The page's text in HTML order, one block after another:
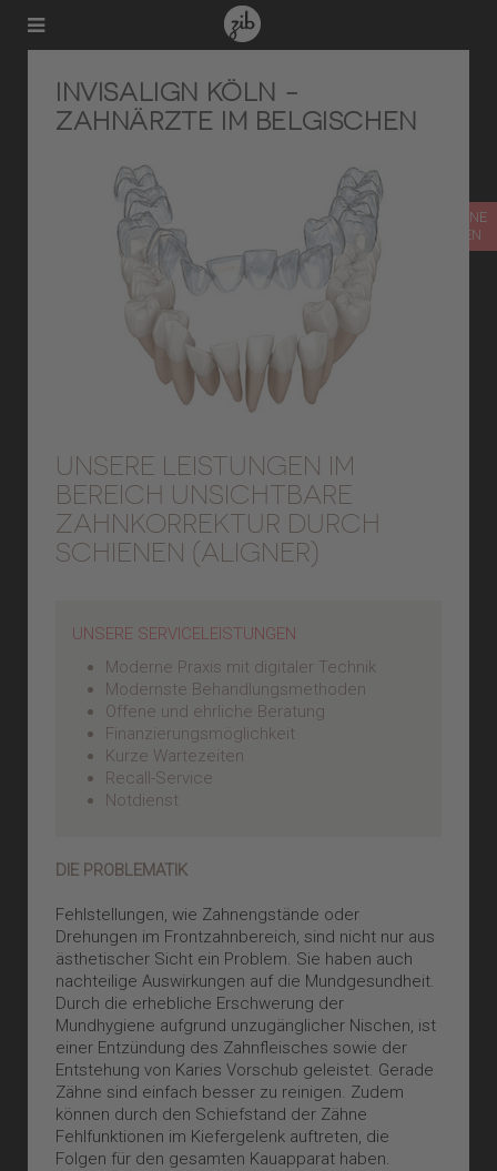
TERMIN ONLINE
VEREINBAREN
INVISALIGN KÖLN -
ZAHNÄRZTE IM BELGISCHEN
UNSERE LEISTUNGEN IM
BEREICH UNSICHTBARE
ZAHNKORREKTUR DURCH
SCHIENEN (ALIGNER)
UNSERE SERVICELEISTUNGEN
Moderne Praxis mit digitaler Technik
Modernste Behandlungsmethoden
Offene und ehrliche Beratung
Finanzierungsmöglichkeit
Kurze Wartezeiten
Recall-Service
Notdienst
DIE PROBLEMATIK
Fehlstellungen, wie Zahnengstände oder
Drehungen im Frontzahnbereich, sind nicht nur aus
ästhetischer Sicht ein Problem. Sie haben auch
nachteilige Auswirkungen auf die Mundgesundheit.
Durch die erhebliche Erschwerung der
Mundhygiene aufgrund unzugänglicher Nischen, ist
einer Entzündung des Zahnfleisches sowie der
Entstehung von Karies Vorschub geleistet. Gerade
Zähne sind einfach besser zu reinigen. Zudem
können durch den Schiefstand der Zähne
Fehlfunktionen im Kiefergelenk auftreten, die
Folgen für den gesamten Kauapparat haben.